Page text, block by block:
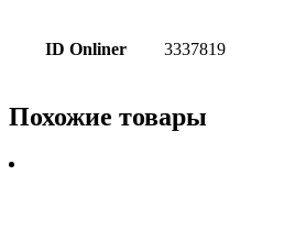
ID Onliner 3337819
Похожие товары